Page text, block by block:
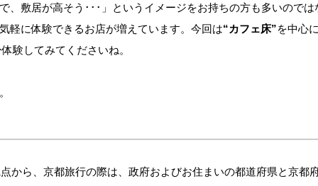
、敷居が高そう･･･」というイメージをお持ちの方も多いのでは
軽に体験できるお店が増えています。今回は“カフェ床”を中心
験してみてくださいね。
から、京都旅行の際は、政府およびお住まいの都道府県と京都